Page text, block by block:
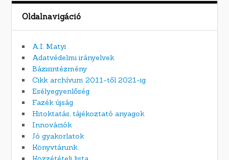
Oldalnavigáció
A.I. Matyi
Adatvédelmi irányelvek
Bázisintézmény
Cikk archívum 2011-től 2021-ig
Esélyegyenlőség
Fazék újság
Hitoktatás, tájékoztató anyagok
Innovációk
Jó gyakorlatok
Könyvtárunk